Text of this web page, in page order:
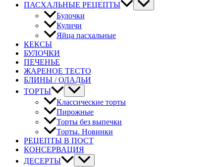
ПАСХАЛЬНЫЕ РЕЦЕПТЫ
Булочки
Куличи
Яйца пасхальные
КЕКСЫ
БУЛОЧКИ
ПЕЧЕНЬЕ
ЖАРЕНОЕ ТЕСТО
БЛИНЫ / ОЛАДЬИ
ТОРТЫ
Классические торты
Пирожные
Торты без выпечки
Торты. Новинки
РЕЦЕПТЫ В ПОСТ
КОНСЕРВАЦИЯ
ДЕСЕРТЫ